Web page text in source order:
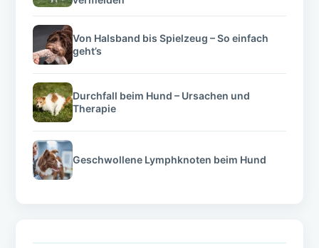
Von Halsband bis Spielzeug – So einfach
geht’s
Durchfall beim Hund – Ursachen und
Therapie
Geschwollene Lymphknoten beim Hund